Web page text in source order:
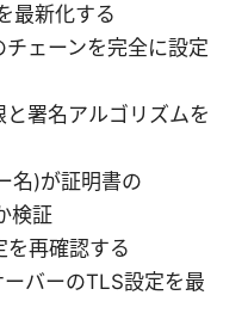
最新化する
ェーンを完全に設定
署名アルゴリズムを
名)が証明書の
検証
再確認する
バーのTLS設定を最